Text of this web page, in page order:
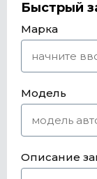
Быстрый
Марка
Модель
Описание